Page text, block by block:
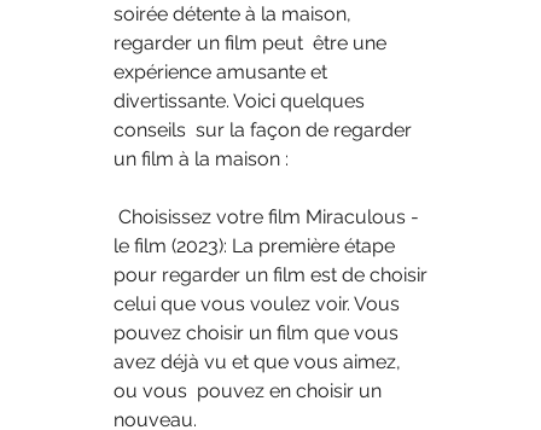
soirée détente à la maison,
regarder un film peut  être une
expérience amusante et
divertissante. Voici quelques
conseils  sur la façon de regarder
un film à la maison :
le film (2023): La première étape
pour regarder un film est de choisir
celui que vous voulez voir. Vous
pouvez choisir un film que vous
avez déjà vu et que vous aimez,
ou vous  pouvez en choisir un
nouveau.